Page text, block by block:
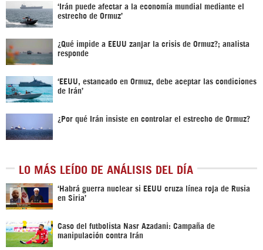
‘Irán puede afectar a la economía mundial mediante el
estrecho de Ormuz’
¿Qué impide a EEUU zanjar la crisis de Ormuz?; analista
responde
‘EEUU, estancado en Ormuz, debe aceptar las condiciones
de Irán’
¿Por qué Irán insiste en controlar el estrecho de Ormuz?
LO MÁS LEÍDO DE ANÁLISIS DEL DÍA
‎‘Habrá guerra nuclear si EEUU cruza línea roja de Rusia
en Siria’‎
Caso del futbolista Nasr Azadani: Campaña de
manipulación contra Irán